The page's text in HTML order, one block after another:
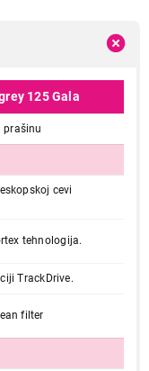
125 Gala
prašinu
cevi
tehnologija.
TrackDrive.
filter